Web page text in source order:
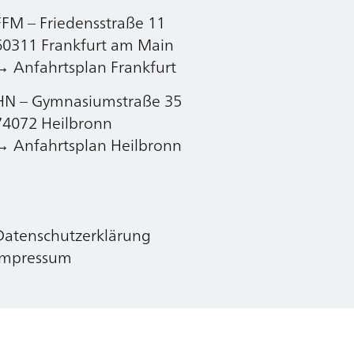
– Friedensstraße 11
Frankfurt am Main
Anfahrtsplan Frankfurt
– Gymnasiumstraße 35
Heilbronn
Anfahrtsplan Heilbronn